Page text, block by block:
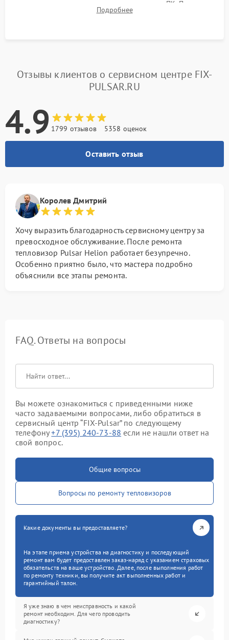
термограмм в память и передачи данных на ПК. Проверка
автономности работы и итоговый контроль качества.
Подробнее
Отзывы клиентов о сервисном центре FIX-
PULSAR.RU
4.9 1799 отзывов 5358 оценок
Оставить отзыв
Королев Дмитрий
Хочу выразить благодарность сервисному центру за
превосходное обслуживание. После ремонта
тепловизор Pulsar Helion работает безупречно.
Особенно приятно было, что мастера подробно
объяснили все этапы ремонта.
FAQ. Ответы на вопросы
Вы можете ознакомиться с приведенными ниже
часто задаваемыми вопросами, либо обратиться в
сервисный центр “FIX-Pulsar” по следующему
телефону+7 (395) 240-73-88 если не нашли ответ на
свой вопрос.
Общие вопросы
Вопросы по ремонту тепловизоров
Какие документы вы предоставляете?
На этапе приема устройства на диагностику и последующий
ремонт вам будет предоставлен заказ-наряд с указанием страховых
обязательств на ваше устройство. Далее, после выполнения работ
по ремонту техники, вы получите акт выполненных работ и
гарантийный талон.
Я уже знаю в чем неисправность и какой
ремонт необходим. Для чего проводить
диагностику?